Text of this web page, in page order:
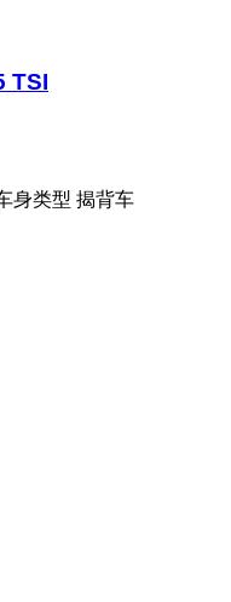
TSI
身类型 揭背车